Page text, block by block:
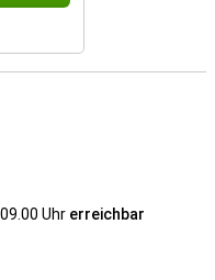
Uhr erreichbar